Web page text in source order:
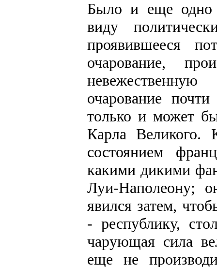
Было и еще одно
виду
проявившееся
очарование,
очарование
только и может
Карла Великого.
состоянием
какими дикими
Луи-Наполеону;
явился затем,
- республику,
чарующая сила
еще не